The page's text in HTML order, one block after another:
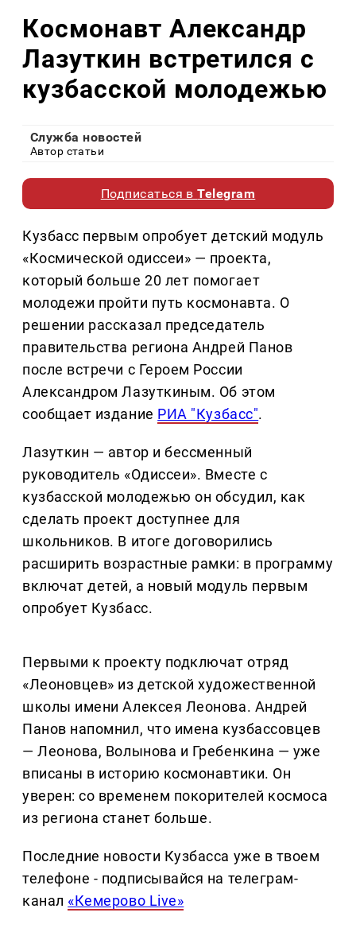
Космонавт Александр
Лазуткин встретился с
кузбасской молодежью
Служба новостей
Автор статьи
Подписаться вTelegram
Кузбасс первым опробует детский модуль
«Космической одиссеи» — проекта,
который больше 20 лет помогает
молодежи пройти путь космонавта. О
решении рассказал председатель
правительства региона Андрей Панов
после встречи с Героем России
Александром Лазуткиным. Об этом
сообщает издание РИА "Кузбасс".
Лазуткин — автор и бессменный
руководитель «Одиссеи». Вместе с
кузбасской молодежью он обсудил, как
сделать проект доступнее для
школьников. В итоге договорились
расширить возрастные рамки: в программу
включат детей, а новый модуль первым
опробует Кузбасс.
Первыми к проекту подключат отряд
«Леоновцев» из детской художественной
школы имени Алексея Леонова. Андрей
Панов напомнил, что имена кузбассовцев
— Леонова, Волынова и Гребенкина — уже
вписаны в историю космонавтики. Он
уверен: со временем покорителей космоса
из региона станет больше.
Последние новости Кузбасса уже в твоем
телефоне - подписывайся на телеграм-
канал «Кемерово Live»